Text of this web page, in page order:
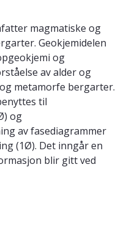
magmatiske og
Geokjemidelen
og
av alder og
metamorfe bergarter.
til
og
av fasediagrammer
(1Ø). Det inngår en
blir gitt ved